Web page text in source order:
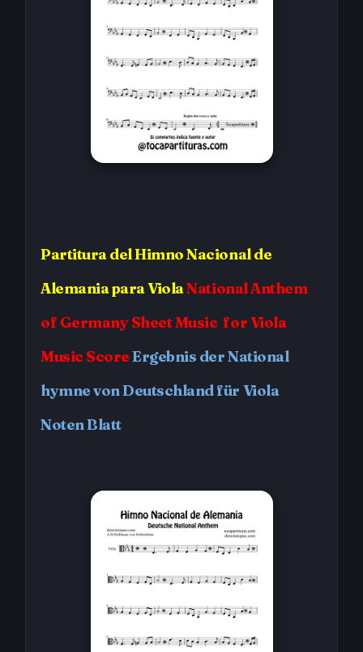
Partituradel Himno Nacional de
Alemaniapara ViolaNational Anthem
of GermanySheet Music for Viola
Music ScoreErgebnis der National
hymne von Deutschland für Viola
Noten Blatt